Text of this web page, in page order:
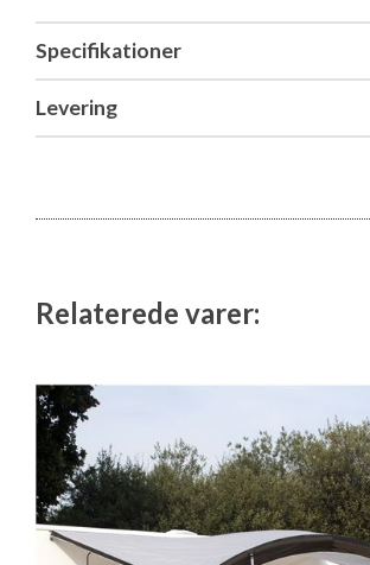
GPDR - KG Camping Kundeklub
Specifikationer
Levering
Relaterede varer: